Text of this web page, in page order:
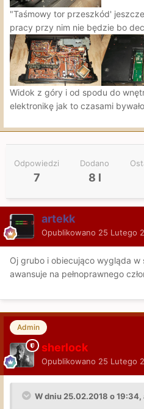
"Taśmowy tor przeszkód'
pracy przy nim nie będzie bo
Widok z góry i od spodu do
elektronikę jak to czasami
Odpowiedzi
7
Dodano
8 l
artekk
Opublikowano 25 Lutego
Oj grubo i obiecująco wygląda
awansuje na pełnoprawnego
Admin
sherlock
Opublikowano 25 Lutego
W dniu 25.02.2018 o 19:34,